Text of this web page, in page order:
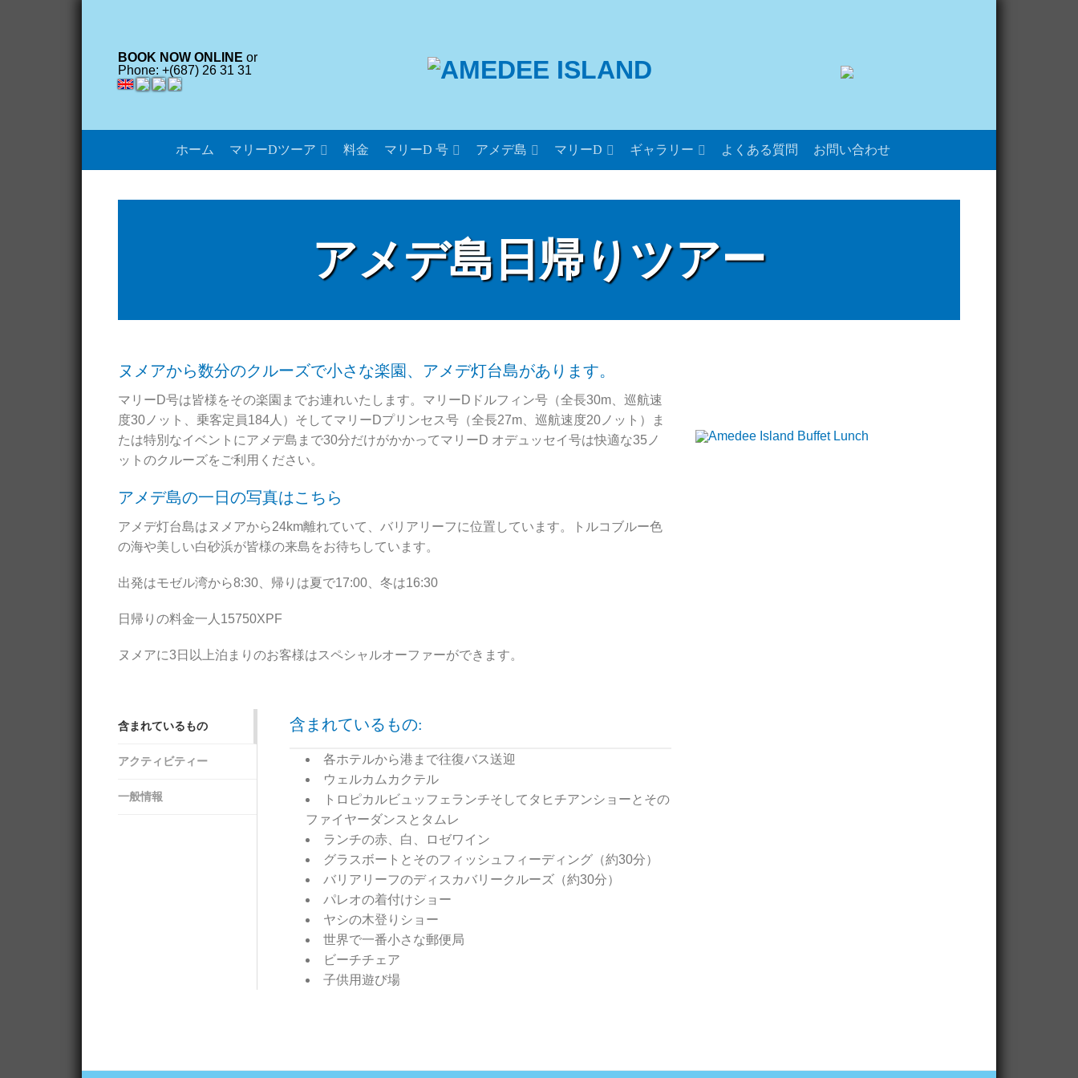
BOOK NOW ONLINE or
Phone: +(687) 26 31 31
ホーム マリーDツーア 料金 マリーD 号 アメデ島 マリーD ギャラリー よくある質問 お問い合わせ
アメデ島日帰りツアー
ヌメアから数分のクルーズで小さな楽園、アメデ灯台島があります。
マリーD号は皆様をその楽園までお連れいたします。マリーDドルフィン号（全長30m、巡航速
度30ノット、乗客定員184人）そしてマリーDプリンセス号（全長27m、巡航速度20ノット）ま
たは特別なイベントにアメデ島まで30分だけがかかってマリーD オデュッセイ号は快適な35ノ
ットのクルーズをご利用ください。
アメデ島の一日の写真はこちら
アメデ灯台島はヌメアから24km離れていて、バリアリーフに位置しています。トルコブルー色
の海や美しい白砂浜が皆様の来島をお待ちしています。
出発はモゼル湾から8:30、帰りは夏で17:00、冬は16:30
日帰りの料金一人15750XPF
ヌメアに3日以上泊まりのお客様はスペシャルオーファーができます。
含まれているもの
アクティビティー
一般情報
含まれているもの:
各ホテルから港まで往復バス送迎
ウェルカムカクテル
トロピカルビュッフェランチそしてタヒチアンショーとその
ファイヤーダンスとタムレ
ランチの赤、白、ロゼワイン
グラスボートとそのフィッシュフィーディング（約30分）
バリアリーフのディスカバリークルーズ（約30分）
パレオの着付けショー
ヤシの木登りショー
世界で一番小さな郵便局
ビーチチェア
子供用遊び場